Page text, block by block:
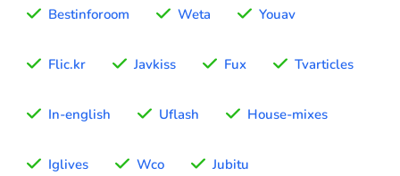
Bestinforoom Weta Youav
Flic.kr Javkiss Fux Tvarticles
In-english Uflash House-mixes
Iglives Wco Jubitu